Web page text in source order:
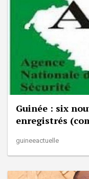
Guinée : six
enregistrés
guineeactuelle